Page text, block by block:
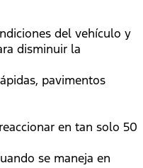
del vehículo y
disminuir la
pavimentos
en tan solo 50
se maneja en